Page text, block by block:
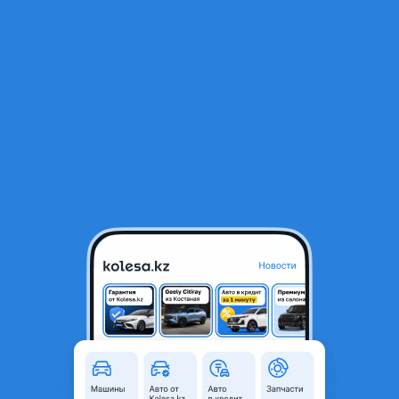
Компрессор кондиционера
Караганда, Карагандинская